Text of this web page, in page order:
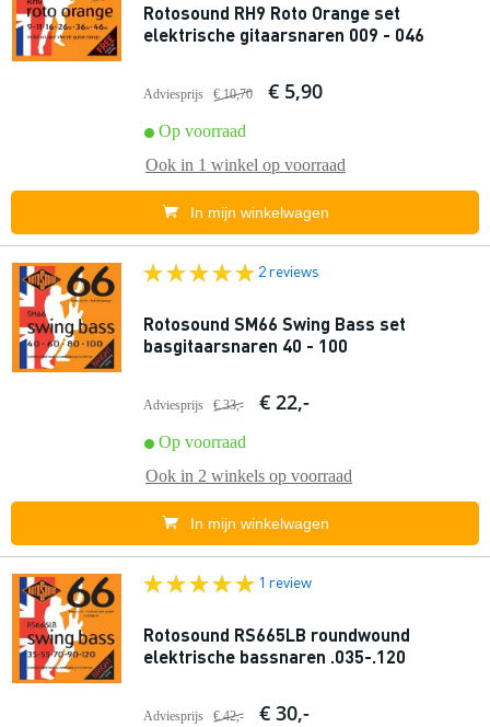
Rotosound RH9 Roto Orange set
elektrische gitaarsnaren 009 - 046
Adviesprijs € 10,70 € 5,90
Op voorraad
Ook in 1 winkel op voorraad
In mijn winkelwagen
2 reviews
Rotosound SM66 Swing Bass set
basgitaarsnaren 40 - 100
Adviesprijs € 33,- € 22,-
Op voorraad
Ook in 2 winkels op voorraad
In mijn winkelwagen
1 review
Rotosound RS665LB roundwound
elektrische bassnaren .035-.120
Adviesprijs € 42,- € 30,-